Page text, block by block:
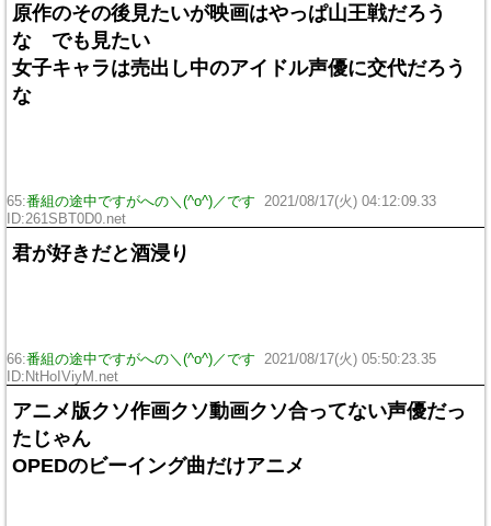
原作のその後見たいが映画はやっぱ山王戦だろう
な でも見たい
女子キャラは売出し中のアイドル声優に交代だろう
な
65:番組の途中ですがへの＼(^o^)／です
2021/08/17(火) 04:12:09.33
ID:261SBT0D0.net
君が好きだと酒浸り
66:番組の途中ですがへの＼(^o^)／です
2021/08/17(火) 05:50:23.35
ID:NtHoIViyM.net
アニメ版クソ作画クソ動画クソ合ってない声優だっ
たじゃん
OPEDのビーイング曲だけアニメ